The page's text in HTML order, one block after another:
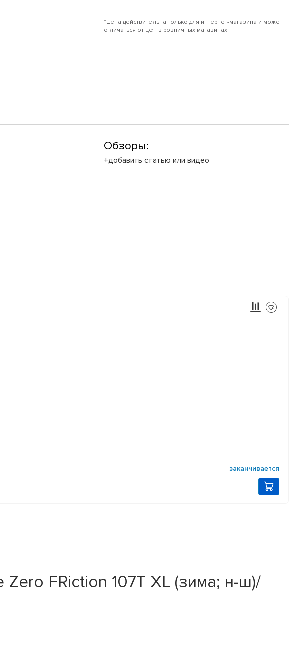
*Цена действительна только для интернет-магазина и может
отличаться от цен в розничных магазинах
Обзоры:
+добавить статью или видео
заканчивается
FRiction 107T XL (зима; н-ш)/